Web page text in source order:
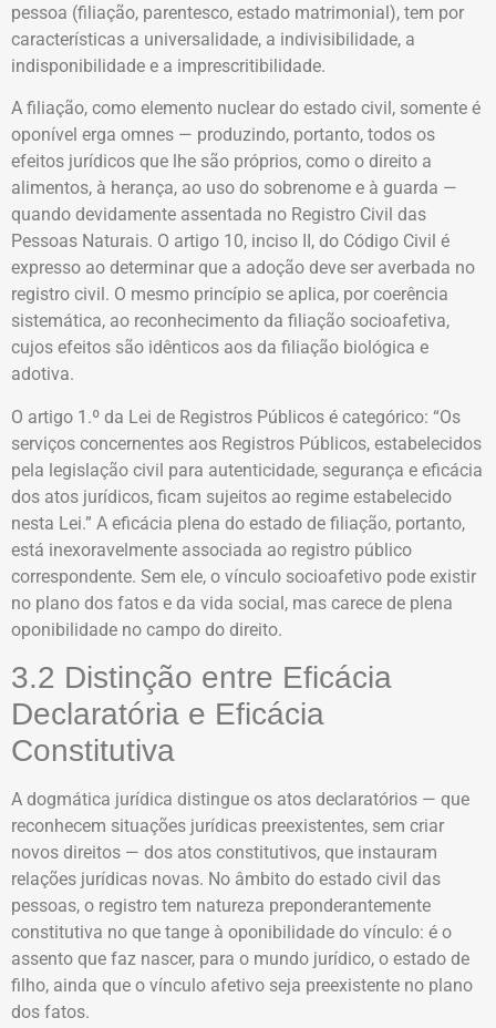
pessoa (filiação, parentesco, estado matrimonial), tem por
características a universalidade, a indivisibilidade, a
indisponibilidade e a imprescritibilidade.
A filiação, como elemento nuclear do estado civil, somente é
oponível erga omnes — produzindo, portanto, todos os
efeitos jurídicos que lhe são próprios, como o direito a
alimentos, à herança, ao uso do sobrenome e à guarda —
quando devidamente assentada no Registro Civil das
Pessoas Naturais. O artigo 10, inciso II, do Código Civil é
expresso ao determinar que a adoção deve ser averbada no
registro civil. O mesmo princípio se aplica, por coerência
sistemática, ao reconhecimento da filiação socioafetiva,
cujos efeitos são idênticos aos da filiação biológica e
adotiva.
O artigo 1.º da Lei de Registros Públicos é categórico: “Os
serviços concernentes aos Registros Públicos, estabelecidos
pela legislação civil para autenticidade, segurança e eficácia
dos atos jurídicos, ficam sujeitos ao regime estabelecido
nesta Lei.” A eficácia plena do estado de filiação, portanto,
está inexoravelmente associada ao registro público
correspondente. Sem ele, o vínculo socioafetivo pode existir
no plano dos fatos e da vida social, mas carece de plena
oponibilidade no campo do direito.
3.2 Distinção entre Eficácia
Declaratória e Eficácia
Constitutiva
A dogmática jurídica distingue os atos declaratórios — que
reconhecem situações jurídicas preexistentes, sem criar
novos direitos — dos atos constitutivos, que instauram
relações jurídicas novas. No âmbito do estado civil das
pessoas, o registro tem natureza preponderantemente
constitutiva no que tange à oponibilidade do vínculo: é o
assento que faz nascer, para o mundo jurídico, o estado de
filho, ainda que o vínculo afetivo seja preexistente no plano
dos fatos.